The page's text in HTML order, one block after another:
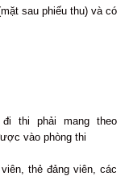
sau phiếu thu) và có
thi phải mang theo
vào phòng thi
thẻ đảng viên, các